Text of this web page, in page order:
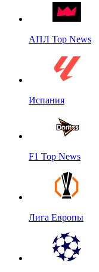
АПЛ Top News
Испания
F1 Top News
Лига Европы